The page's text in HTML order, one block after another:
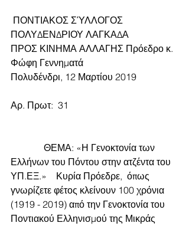
ΠΟΛΥΔΕΝΔΡΙΟΥ ΛΑΓΚΑΔΑ
ΠΡΟΣ ΚΙΝΗΜΑ ΑΛΛΑΓΗΣ Πρόεδρο κ.
Φώφη Γεννηματά
Πολυδένδρι, 12 Μαρτίου 2019
Αρ. Πρωτ:  31
              ΘΕΜΑ: «Η Γενοκτονία των
Ελλήνων του Πόντου στην ατζέντα του
ΥΠ.ΕΞ.»    Κυρία Πρόεδρε,  όπως
γνωρίζετε φέτος κλείνουν 100 χρόνια
(1919 - 2019) από την Γενοκτονία του
Ποντιακού Ελληνισμού της Μικράς